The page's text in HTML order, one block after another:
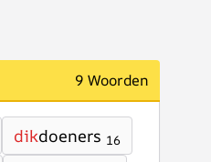
9 Woorden
dikdoeners 16